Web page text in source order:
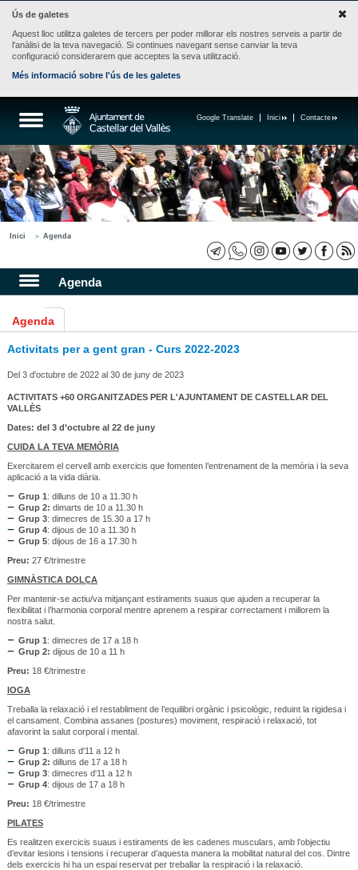
Ús de galetes
Aquest lloc utilitza galetes de tercers per poder millorar els nostres serveis a partir de
l'anàlisi de la teva navegació. Si continues navegant sense canviar la teva
configuració considerarem que acceptes la seva utilització.
Més informació sobre l'ús de les galetes
Contacte
Inici
Google Translate
Inici Agenda
Agenda
Agenda
Activitats per a gent gran - Curs 2022-2023
Del 3 d'octubre de 2022 al 30 de juny de 2023
ACTIVITATS +60 ORGANITZADES PER L'AJUNTAMENT DE CASTELLAR DEL
VALLÈS
Dates: del 3 d’octubre al 22 de juny
CUIDA LA TEVA MEMÒRIA
Exercitarem el cervell amb exercicis que fomenten l’entrenament de la memòria i la seva
aplicació a la vida diària.
Grup 1: dilluns de 10 a 11.30 h
Grup 2: dimarts de 10 a 11.30 h
Grup 3: dimecres de 15.30 a 17 h
Grup 4: dijous de 10 a 11.30 h
Grup 5: dijous de 16 a 17.30 h
Preu: 27 €/trimestre
GIMNÀSTICA DOLÇA
Per mantenir-se actiu/va mitjançant estiraments suaus que ajuden a recuperar la
flexibilitat i l’harmonia corporal mentre aprenem a respirar correctament i millorem la
nostra salut.
Grup 1: dimecres de 17 a 18 h
Grup 2: dijous de 10 a 11 h
Preu: 18 €/trimestre
IOGA
Treballa la relaxació i el restabliment de l’equilibri orgànic i psicològic, reduint la rigidesa i
el cansament. Combina assanes (postures) moviment, respiració i relaxació, tot
afavorint la salut corporal i mental.
Grup 1: dilluns d'11 a 12 h
Grup 2: dilluns de 17 a 18 h
Grup 3: dimecres d'11 a 12 h
Grup 4: dijous de 17 a 18 h
Preu: 18 €/trimestre
PILATES
Es realitzen exercicis suaus i estiraments de les cadenes musculars, amb l’objectiu
d’evitar lesions i tensions i recuperar d’aquesta manera la mobilitat natural del cos. Dintre
dels exercicis hi ha un espai reservat per treballar la respiració i la relaxació.